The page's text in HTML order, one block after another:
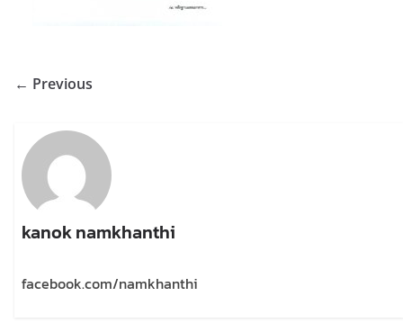
← Previous
kanok namkhanthi
facebook.com/namkhanthi